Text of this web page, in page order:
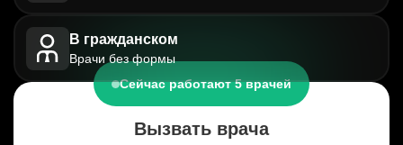
В гражданском
Врачи без формы
Сейчас работают 5 врачей
Вызвать врача